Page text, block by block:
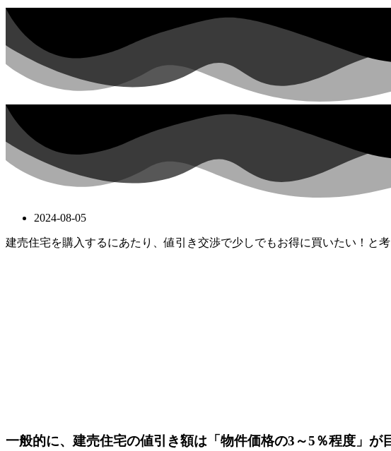
2024-08-05
建売住宅を購入するにあたり、値引き交渉で少しでもお得に買いたい！と
一般的に、建売住宅の値引き額は「物件価格の3～5％程度」